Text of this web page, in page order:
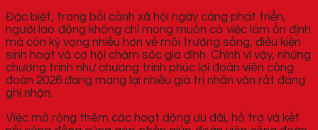
Đặc biệt, trong bối cảnh xã hội ngày càng phát triển,
người lao động không chỉ mong muốn có việc làm ổn định
mà còn kỳ vọng nhiều hơn về môi trường sống, điều kiện
sinh hoạt và cơ hội chăm sóc gia đình. Chính vì vậy, những
chương trình như chương trình phúc lợi đoàn viên công
đoàn 2026 đang mang lại nhiều giá trị nhân văn rất đáng
ghi nhận.
Việc mở rộng thêm các hoạt động ưu đãi, hỗ trợ và kết